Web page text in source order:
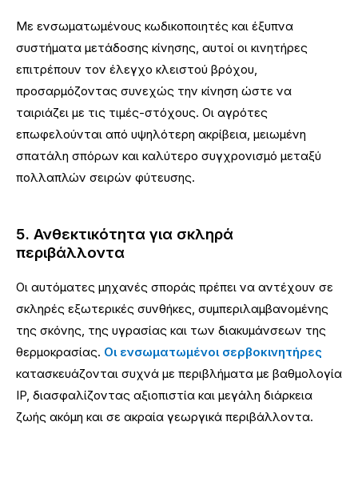
Με ενσωματωμένους κωδικοποιητές και έξυπνα
συστήματα μετάδοσης κίνησης, αυτοί οι κινητήρες
επιτρέπουν τον έλεγχο κλειστού βρόχου,
προσαρμόζοντας συνεχώς την κίνηση ώστε να
ταιριάζει με τις τιμές-στόχους. Οι αγρότες
επωφελούνται από υψηλότερη ακρίβεια, μειωμένη
σπατάλη σπόρων και καλύτερο συγχρονισμό μεταξύ
πολλαπλών σειρών φύτευσης.
5. Ανθεκτικότητα για σκληρά
περιβάλλοντα
Οι αυτόματες μηχανές σποράς πρέπει να αντέχουν σε
σκληρές εξωτερικές συνθήκες, συμπεριλαμβανομένης
της σκόνης, της υγρασίας και των διακυμάνσεων της
θερμοκρασίας. Οι ενσωματωμένοι σερβοκινητήρες
κατασκευάζονται συχνά με περιβλήματα με βαθμολογία
IP, διασφαλίζοντας αξιοπιστία και μεγάλη διάρκεια
ζωής ακόμη και σε ακραία γεωργικά περιβάλλοντα.